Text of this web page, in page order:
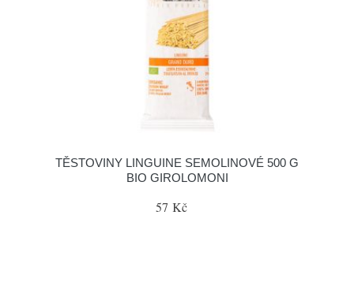
TĚSTOVINY LINGUINE SEMOLINOVÉ 500 G
BIO GIROLOMONI
57 Kč